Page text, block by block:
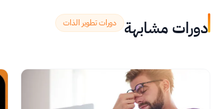
دورات مشابهة دورات تطوير الذات